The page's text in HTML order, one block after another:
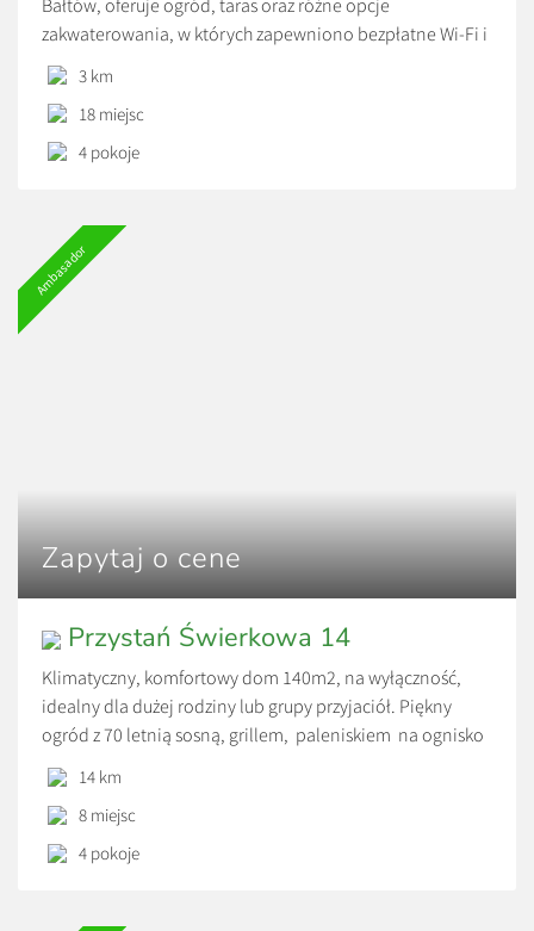
zakwaterowania, w których zapewniono bezpłatne Wi-Fi i
telewizor z płaskim ekranem. Na terenie obiektu znajduje
się prywatny parking. W każdej opcji zakwaterowania
zapewniono klimatyzację, prywatną łazienkę oraz aneks
kuchenny z lodówką, piekarnikiem, mikrofalówką i płytą
od obiektu: JuraPark Bałtów – 2,8 km, Kolegiata św.
Marcina w Opatowie – 35 km. Lotnisko Lotnisko Radom-
Sadków znajduje się 50 km od obiektu.
3 km
18 miejsc
4 pokoje
Ambasador
Zapytaj o cene
Przystań Świerkowa 14
Klimatyczny, komfortowy dom 140m2, na wyłączność,
idealny dla dużej rodziny lub grupy przyjaciół. Piękny
ogród z 70 letnią sosną, grillem, paleniskiem na ognisko
oraz basenem (sezon letni). W domu przytulny salon z
kominkiem połączony z kuchnią oraz jadalnią, duże studio
rodzinne + 2 sypialnie, 2 łazienki, salka kinowa oraz
dedykowane biuro do pracy zdalnej.
14 km
8 miejsc
4 pokoje